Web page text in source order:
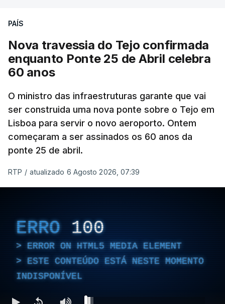
PAÍS
Nova travessia do Tejo confirmada
enquanto Ponte 25 de Abril celebra
60 anos
O ministro das infraestruturas garante que vai
ser construida uma nova ponte sobre o Tejo em
Lisboa para servir o novo aeroporto. Ontem
começaram a ser assinados os 60 anos da
ponte 25 de abril.
RTP / atualizado 6 Agosto 2026, 07:39
ERRO 100
ERROR ON HTML5 MEDIA ELEMENT
ESTE CONTEÚDO ESTÁ NESTE MOMENTO
INDISPONÍVEL